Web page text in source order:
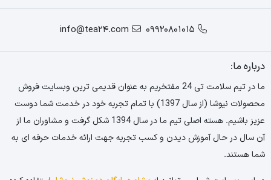
09920801015
info@tea24.com
درباره ما:
ما در تیم سلامت تی 24 مفتخریم به عنوان قدیمی ترین وبسایت فروش
محصولات نیوشا (از سال 1397) با تمام تجربه خود در خدمت شما دوست
عزیز باشیم. هسته اصلی تیم ما در سال 1394 شکل گرفت و مشاوران ما از
آن سال در حال آموزش دیدن و کسب تجربه جهت ارائه خدمات حرفه ای به
شما هستند.